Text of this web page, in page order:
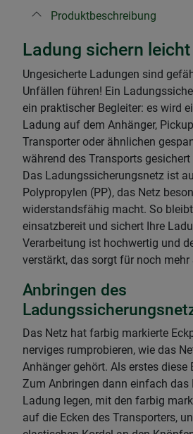
Produktbeschreibung
Ladung sichern
Ungesicherte Ladungen sind
Unfällen führen! Ein
ein praktischer Begleiter: es wird
Ladung auf dem Anhänger,
Transporter oder ähnlichen
während des Transports gesichert
Das Ladungssicherungsnetz ist
Polypropylen (PP), das Netz
widerstandsfähig macht. So
einsatzbereit und sichert Ihre
Verarbeitung ist hochwertig und
verstärkt, das sorgt für noch
Anbringen des
Das Netz hat farbig markierte
nerviges rumprobieren, wie das
Anhänger gehört. Als erstes diese
Zum Anbringen dann einfach das
Ladung legen, mit den farbig
auf die Ecken des Transporters,